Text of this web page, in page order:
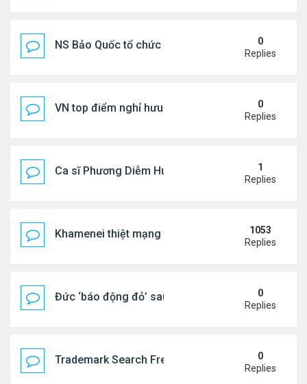
NS Bảo Quốc tổ chức sn cho bà xã
0
Replies
VN top điểm nghỉ hưu lý tưởng cho người Mỹ
0
Replies
Ca sĩ Phương Diễm Huyền bị khởi tố
1
Replies
Khamenei thiệt mạng trong cuộc tấn công phối
1053
Replies
Đức ‘báo động đỏ’ sau vụ phát hiện UAV mang
0
Replies
Trademark Search Free – Is It Worth Doing
0
Replies